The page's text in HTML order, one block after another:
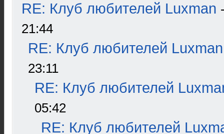
RE: Клуб любителей Luxman
21:44
RE: Клуб любителей Luxman
23:11
RE: Клуб любителей
05:42
RE: Клуб любителей